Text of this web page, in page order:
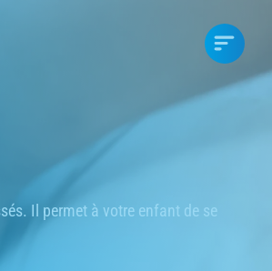
Il permet à votre enfant de se